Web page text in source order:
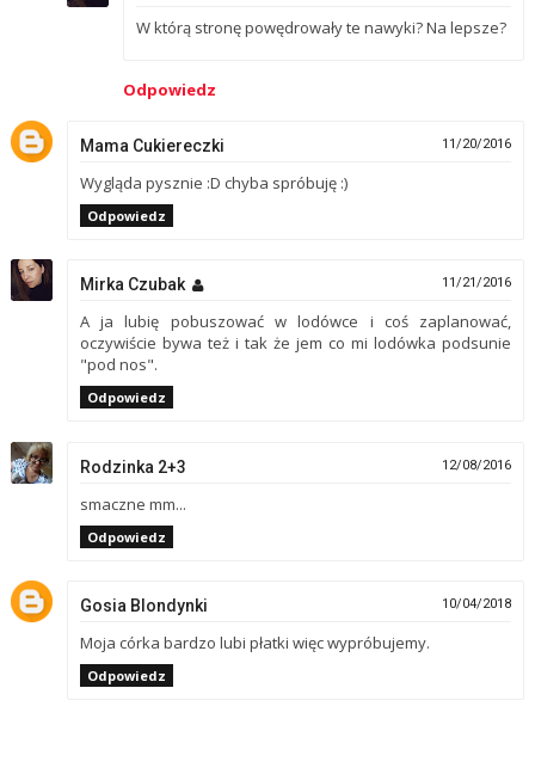
W którą stronę powędrowały te nawyki? Na lepsze?
Odpowiedz
Mama Cukiereczki 11/20/2016
Wygląda pysznie :D chyba spróbuję :)
Odpowiedz
Mirka Czubak 11/21/2016
A ja lubię pobuszować w lodówce i coś zaplanować,
oczywiście bywa też i tak że jem co mi lodówka podsunie
"pod nos".
Odpowiedz
Rodzinka 2+3 12/08/2016
smaczne mm...
Odpowiedz
Gosia Blondynki 10/04/2018
Moja córka bardzo lubi płatki więc wypróbujemy.
Odpowiedz